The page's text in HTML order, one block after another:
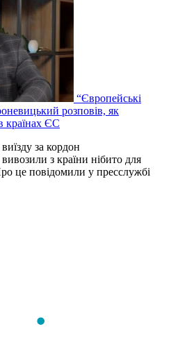
“Європейські
розповів, як
країнах ЄС
за кордон
з країни нібито для
це повідомили у пресслужбі